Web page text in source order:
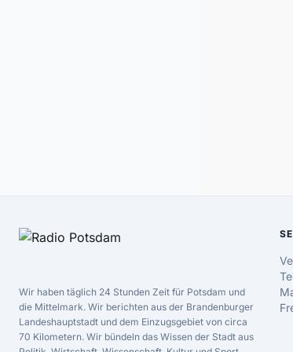
Wir haben täglich 24 Stunden Zeit für Potsdam und
die Mittelmark. Wir berichten aus der Brandenburger
Landeshauptstadt und dem Einzugsgebiet von circa
70 Kilometern. Wir bündeln das Wissen der Stadt aus